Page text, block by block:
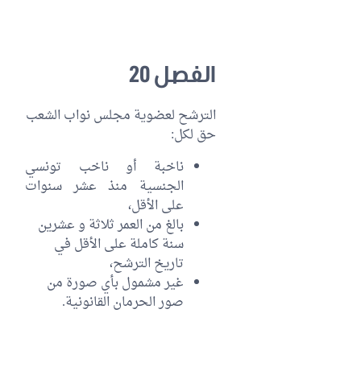
الفصل 20
الترشح لعضوية مجلس نواب الشعب
حق لكل:
ناخبة أو ناخب تونسي
الجنسية منذ عشر سنوات
على الأقل،
بالغ من العمر ثلاثة و عشرين
سنة كاملة على الأقل في
تاريخ الترشح،
غير مشمول بأي صورة من
صور الحرمان القانونية.